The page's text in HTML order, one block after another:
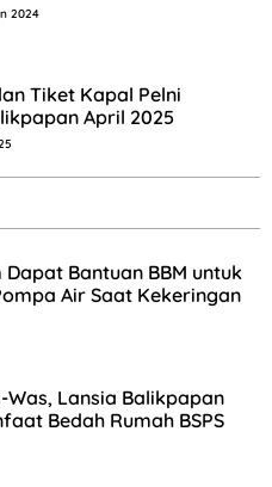
2024
Tiket Kapal Pelni
April 2025
Bantuan BBM untuk
Air Saat Kekeringan
Was, Lansia Balikpapan
Bedah Rumah BSPS